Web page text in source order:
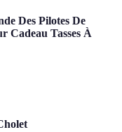
Des Pilotes De
Cadeau Tasses À